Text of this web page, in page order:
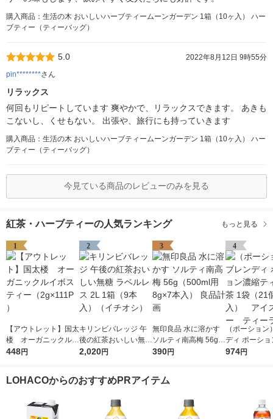
購入商品：生活の木 おいしいハーブティームーンガーデン 1箱（10ヶ入） ハー
ブティー（ティーバッグ）
5.0
2022年8月12日 9時55分
pin********さん
リラックス
何回もリピートしています 爽やかで、リラックスできます。 あきも
こないし、くせもない。 出張や、旅行にも持っていきます
購入商品：生活の木 おいしいハーブティームーンガーデン 1箱（10ヶ入） ハー
ブティー（ティーバッグ）
今見ている商品のレビューのみを見る
紅茶・ハーブティーの人気ランキング もっと見る
1
【アウトレット】国太
楼 オーガニックルイ
ボスティー（2g×111P
448円
2
キリンビバレッジ 午
後の紅茶おいしい無糖
ラベルレス 2L 1箱（9
2,020円
3
無印良品 水に溶かす
ソルティ南高梅 56g
（500ml用8g×7本
390円
4
（ポーション
ディ ポーショ
ティー 紅茶 1
974円
LOHACOからのおすすめPRアイテム